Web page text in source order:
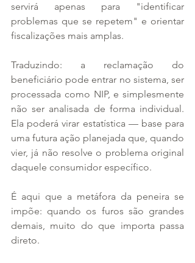
servirá apenas para "identificar
problemas que se repetem" e orientar
fiscalizações mais amplas.
Traduzindo: a reclamação do
beneficiário pode entrar no sistema, ser
processada como NIP, e simplesmente
não ser analisada de forma individual.
Ela poderá virar estatística — base para
uma futura ação planejada que, quando
vier, já não resolve o problema original
daquele consumidor específico.
É aqui que a metáfora da peneira se
impõe: quando os furos são grandes
demais, muito do que importa passa
direto.